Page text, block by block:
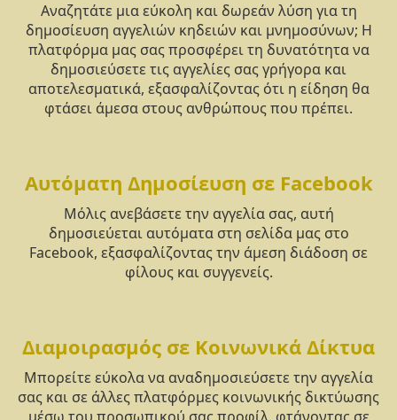
Αναζητάτε μια εύκολη και δωρεάν λύση για τη
δημοσίευση αγγελιών κηδειών και μνημοσύνων; Η
πλατφόρμα μας σας προσφέρει τη δυνατότητα να
δημοσιεύσετε τις αγγελίες σας γρήγορα και
αποτελεσματικά, εξασφαλίζοντας ότι η είδηση θα
φτάσει άμεσα στους ανθρώπους που πρέπει.
Αυτόματη Δημοσίευση σε Facebook
Μόλις ανεβάσετε την αγγελία σας, αυτή
δημοσιεύεται αυτόματα στη σελίδα μας στο
Facebook, εξασφαλίζοντας την άμεση διάδοση σε
φίλους και συγγενείς.
Διαμοιρασμός σε Κοινωνικά Δίκτυα
Μπορείτε εύκολα να αναδημοσιεύσετε την αγγελία
σας και σε άλλες πλατφόρμες κοινωνικής δικτύωσης